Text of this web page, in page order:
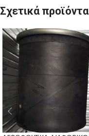
Σχετικά προϊόντα